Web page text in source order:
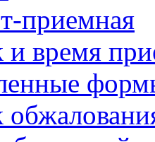
приемная
и время